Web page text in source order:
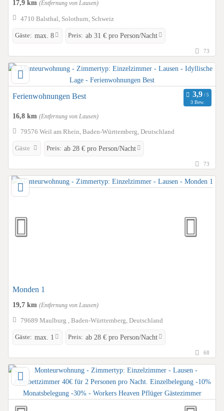
17,9 km (Entfernung von Lausen)
4710 Balsthal, Solothurn, Schweiz
Gäste: max. 8 Preis: ab 31 € pro Person/Nacht
73
Ferienwohnungen Best
3 Bew.
16,8 km (Entfernung von Lausen)
79576 Weil am Rhein, Baden-Württemberg, Deutschland
Gäste Preis: ab 28 € pro Person/Nacht
73
Monden 1
19,7 km (Entfernung von Lausen)
79689 Maulburg , Baden-Württemberg, Deutschland
Gäste: max. 1 Preis: ab 28 € pro Person/Nacht
68